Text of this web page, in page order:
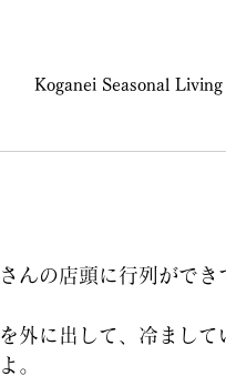
Koganei Seasonal Living
んの店頭に行列ができ
外に出して、冷まして
。